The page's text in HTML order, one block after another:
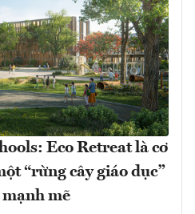
Eco Retreat là cơ
“rừng cây giáo dục”
mẽ